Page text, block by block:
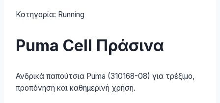
Κατηγορία: Running
Puma Cell Πράσινα
Ανδρικά παπούτσια Puma (310168-08) για τρέξιμο,
προπόνηση και καθημερινή χρήση.